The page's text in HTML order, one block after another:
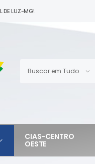
DE LUZ-MG!
CIAS-CENTRO
OESTE